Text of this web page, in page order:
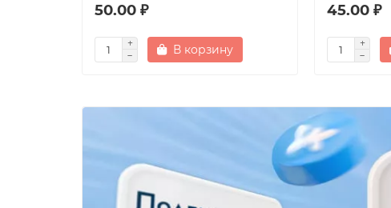
50.00 ₽
В корзину
45.00 ₽